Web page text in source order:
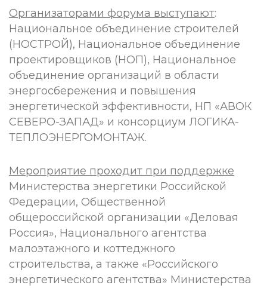
Организаторами форума выступают:
Национальное объединение строителей
(НОСТРОЙ), Национальное объединение
проектировщиков (НОП), Национальное
объединение организаций в области
энергосбережения и повышения
энергетической эффективности, НП «АВОК
СЕВЕРО-ЗАПАД» и консорциум ЛОГИКА-
ТЕПЛОЭНЕРГОМОНТАЖ.
Мероприятие проходит при поддержке
Министерства энергетики Российской
Федерации, Общественной
общероссийской организации «Деловая
Россия», Национального агентства
малоэтажного и коттеджного
строительства, а также «Российского
энергетического агентства» Министерства